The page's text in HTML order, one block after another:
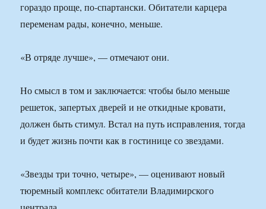
гораздо проще, по-спартански. Обитатели карцера
переменам рады, конечно, меньше.
«В отряде лучше», — отмечают они.
Но смысл в том и заключается: чтобы было меньше
решеток, запертых дверей и не откидные кровати,
должен быть стимул. Встал на путь исправления, тогда
и будет жизнь почти как в гостинице со звездами.
«Звезды три точно, четыре», — оценивают новый
тюремный комплекс обитатели Владимирского